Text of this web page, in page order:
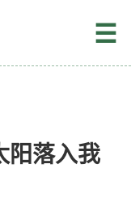
☰
阳落入我